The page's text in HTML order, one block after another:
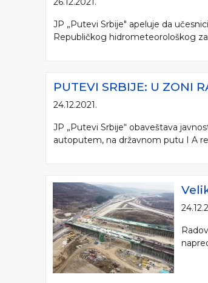
JP „Putevi Srbije" apeluje da
Republičkog hidrometeorološkog
PUTEVI SRBIJE: U ZONI
24.12.2021.
JP „Putevi Srbije“ obaveštava
autoputem, na državnom putu I A